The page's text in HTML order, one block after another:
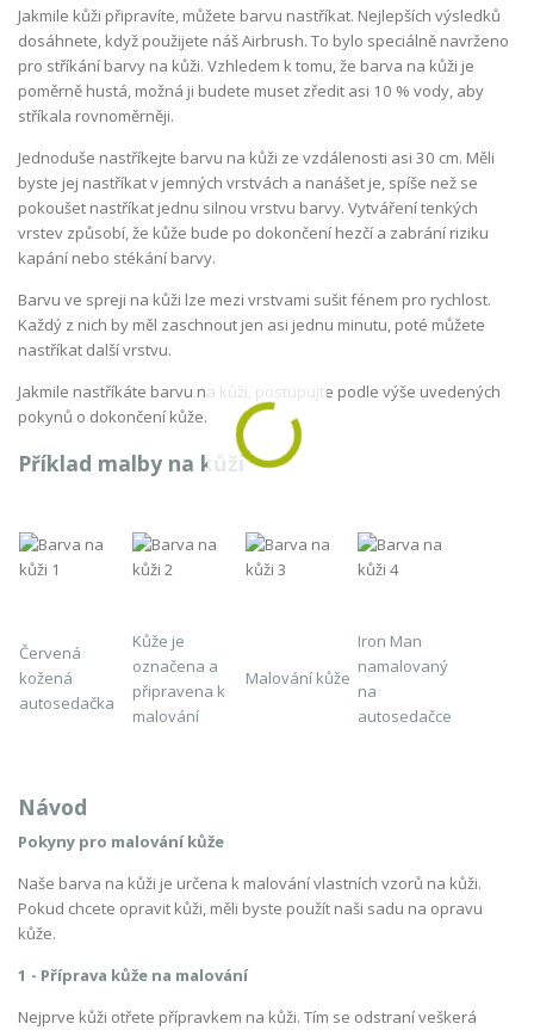
Jakmile kůži připravíte, můžete barvu nastříkat. Nejlepších výsledků
dosáhnete, když použijete náš Airbrush. To bylo speciálně navrženo
pro stříkání barvy na kůži. Vzhledem k tomu, že barva na kůži je
poměrně hustá, možná ji budete muset zředit asi 10 % vody, aby
stříkala rovnoměrněji.
Jednoduše nastříkejte barvu na kůži ze vzdálenosti asi 30 cm. Měli
byste jej nastříkat v jemných vrstvách a nanášet je, spíše než se
pokoušet nastříkat jednu silnou vrstvu barvy. Vytváření tenkých
vrstev způsobí, že kůže bude po dokončení hezčí a zabrání riziku
kapání nebo stékání barvy.
Barvu ve spreji na kůži lze mezi vrstvami sušit fénem pro rychlost.
Každý z nich by měl zaschnout jen asi jednu minutu, poté můžete
nastříkat další vrstvu.
Jakmile nastříkáte barvu na kůži, postupujte podle výše uvedených
pokynů o dokončení kůže.
Příklad malby na kůži
Červená
kožená
autosedačka
Kůže je
označena a
připravena k
malování
Malování kůže
Iron Man
namalovaný
na
autosedačce
Návod
Pokyny pro malování kůže
Naše barva na kůži je určena k malování vlastních vzorů na kůži.
Pokud chcete opravit kůži, měli byste použít naši sadu na opravu
kůže.
1 - Příprava kůže na malování
Nejprve kůži otřete přípravkem na kůži. Tím se odstraní veškerá